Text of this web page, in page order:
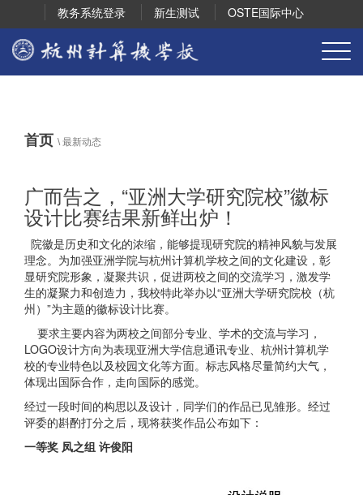
教务系统登录 新生测试 OSTE国际中心
首页 \最新动态
广而告之，“亚洲大学研究院校”徽标
设计比赛结果新鲜出炉！
院徽是历史和文化的浓缩，能够提现研究院的精神风貌与发展
理念。为加强亚洲学院与杭州计算机学校之间的文化建设，彰
显研究院形象，凝聚共识，促进两校之间的交流学习，激发学
生的凝聚力和创造力，我校特此举办以“亚洲大学研究院校（杭
州）”为主题的徽标设计比赛。
要求主要内容为两校之间部分专业、学术的交流与学习，
LOGO设计方向为表现亚洲大学信息通讯专业、杭州计算机学
校的专业特色以及校园文化等方面。标志风格尽量简约大气，
体现出国际合作，走向国际的感觉。
经过一段时间的构思以及设计，同学们的作品已见雏形。经过
评委的斟酌打分之后，现将获奖作品公布如下：
一等奖 凤之组 许俊阳